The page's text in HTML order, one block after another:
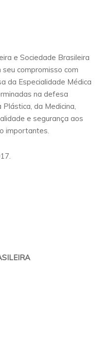
e Sociedade Brasileira
compromisso com
da Especialidade Médica
na defesa
da Medicina,
e segurança aos
importantes.